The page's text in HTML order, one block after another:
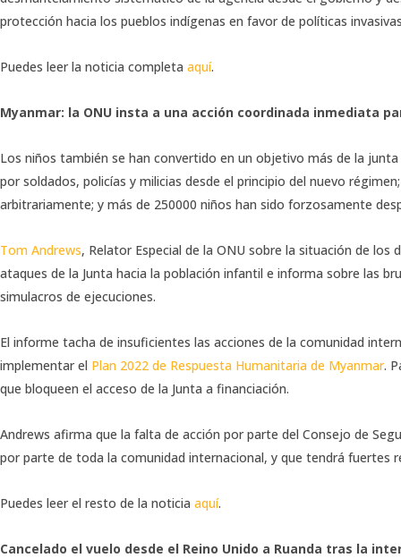
protección hacia los pueblos indígenas en favor de políticas
Puedes leer la noticia completa aquí.
Myanmar: la ONU insta a una acción coordinada inmediata
Los niños también se han convertido en un objetivo más de la
por soldados, policías y milicias desde el principio del nuevo
arbitrariamente; y más de 250000 niños han sido forzosamente
Tom Andrews, Relator Especial de la ONU sobre la situación de
ataques de la Junta hacia la población infantil e informa sobre las
simulacros de ejecuciones.
El informe tacha de insuficientes las acciones de la comunidad
implementar el Plan 2022 de Respuesta Humanitaria de Myanmar.
que bloqueen el acceso de la Junta a financiación.
Andrews afirma que la falta de acción por parte del Consejo de
por parte de toda la comunidad internacional, y que tendrá fuertes
Puedes leer el resto de la noticia aquí.
Cancelado el vuelo desde el Reino Unido a Ruanda tras la